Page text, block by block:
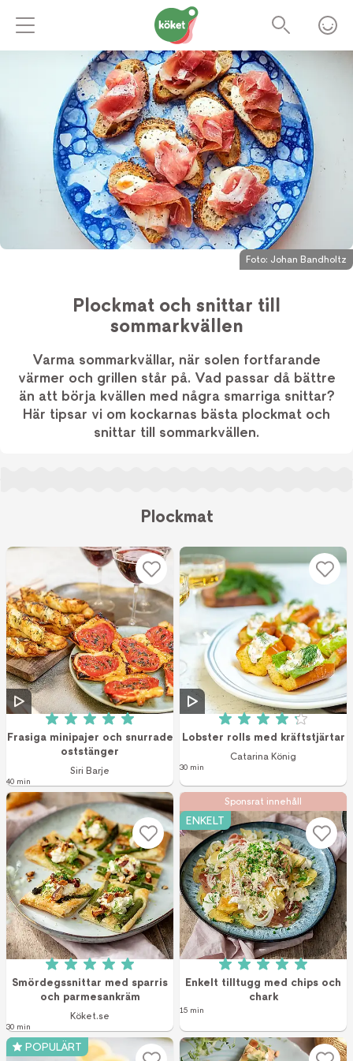
Foto: Johan Bandholtz
Plockmat och snittar till
sommarkvällen
Varma sommarkvällar, när solen fortfarande
värmer och grillen står på. Vad passar då bättre
än att börja kvällen med några smarriga snittar?
Här tipsar vi om kockarnas bästa plockmat och
snittar till sommarkvällen.
Plockmat
Betyg: 5 av 5 (4 röster)
Frasiga minipajer och snurrade
oststänger
Siri Barje
40 min
Betyg: 4.2 av 5
Lobster rolls med kräftstjärtar
Catarina König
30 min
Betyg: 5 av 5 (5 röster)
Smördegssnittar med sparris
och parmesankräm
Köket.se
30 min
Sponsrat innehåll
ENKELT
Betyg: 5 av 5 (4
Enkelt tilltugg med chips och
chark
15 min
POPULÄRT